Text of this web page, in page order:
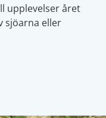
upplevelser året
sjöarna eller